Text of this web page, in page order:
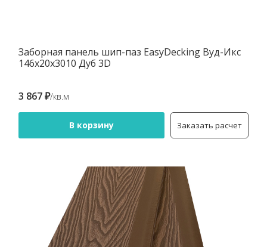
Заборная панель шип-паз EasyDecking Вуд-Икс
146х20х3010 Дуб 3D
3 867 ₽/кв.м
В корзину Заказать расчет